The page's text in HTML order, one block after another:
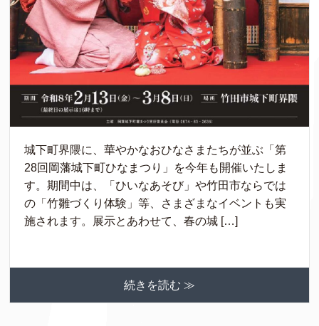
城下町界隈に、華やかなおひなさまたちが並ぶ「第
28回岡藩城下町ひなまつり」を今年も開催いたしま
す。期間中は、「ひいなあそび」や竹田市ならでは
の「竹雛づくり体験」等、さまざまなイベントも実
施されます。展示とあわせて、春の城 […]
続きを読む ≫